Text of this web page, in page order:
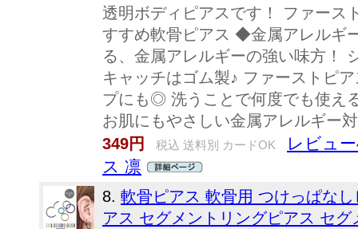
透明ボディピアスです！ ファース
すすめ軟骨ピアス ◆金属アレルギ
る、金属アレルギーの強い味方！
キャッチはゴム製♪ ファーストピ
プにも◎ 洗うことで何度でも使え
お肌にもやさしい金属アレルギー
349円
税込 送料別 カードOK
レビュ
ス 凛
8. 軟骨ピアス 軟骨用 つけっぱな
アス セグメントリングピアス セ